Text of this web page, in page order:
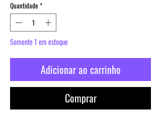
Quantidade *
Somente 1 em estoque
Adicionar ao carrinho
Comprar